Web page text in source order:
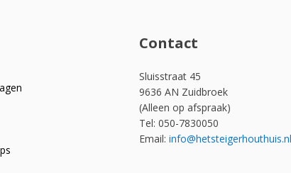
Contact
Sluisstraat 45
9636 AN Zuidbroek
(Alleen op afspraak)
Tel: 050-7830050
Email: info@hetsteigerhouthuis.nl